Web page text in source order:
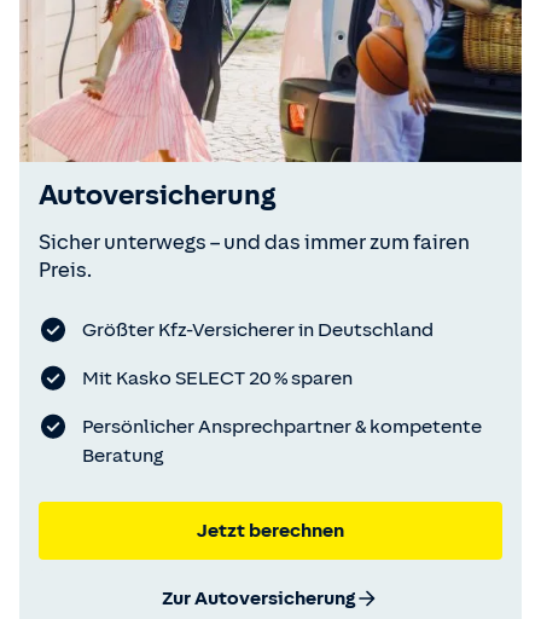
Autoversicherung
Sicher unterwegs – und das immer zum fairen
Preis.
Größter Kfz-Versicherer in Deutschland
Mit Kasko SELECT 20 % sparen
Persönlicher Ansprechpartner & kompetente
Beratung
Jetzt berechnen
Zur Autoversicherung